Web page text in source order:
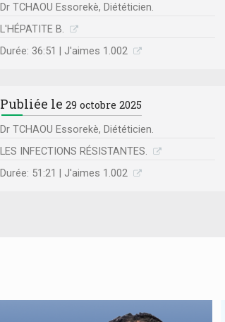
Dr TCHAOU Essorekè, Diététicien.
L'HÉPATITE B.
Durée: 36:51 | J'aimes 1.002
Publiée le 29 octobre 2025
Dr TCHAOU Essorekè, Diététicien.
LES INFECTIONS RÉSISTANTES.
Durée: 51:21 | J'aimes 1.002